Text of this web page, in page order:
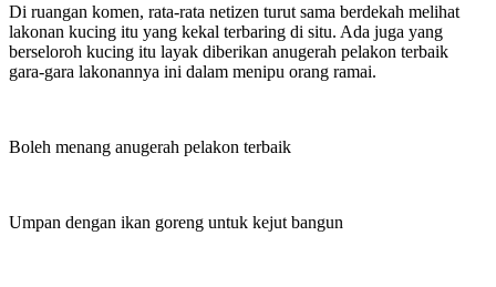
Di ruangan komen, rata-rata netizen turut sama berdekah melihat
lakonan kucing itu yang kekal terbaring di situ. Ada juga yang
berseloroh kucing itu layak diberikan anugerah pelakon terbaik
gara-gara lakonannya ini dalam menipu orang ramai.
Boleh menang anugerah pelakon terbaik
Umpan dengan ikan goreng untuk kejut bangun